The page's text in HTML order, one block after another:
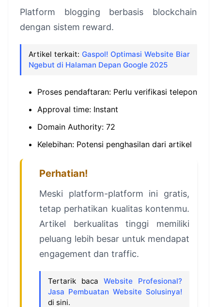
Platform blogging berbasis blockchain
dengan sistem reward.
Artikel terkait: Gaspol! Optimasi Website Biar
Ngebut di Halaman Depan Google 2025
Proses pendaftaran: Perlu verifikasi telepon
Approval time: Instant
Domain Authority: 72
Kelebihan: Potensi penghasilan dari artikel
Perhatian!
Meski platform-platform ini gratis,
tetap perhatikan kualitas kontenmu.
Artikel berkualitas tinggi memiliki
peluang lebih besar untuk mendapat
engagement dan traffic.
Tertarik baca Website Profesional?
Jasa Pembuatan Website Solusinya!
di sini.